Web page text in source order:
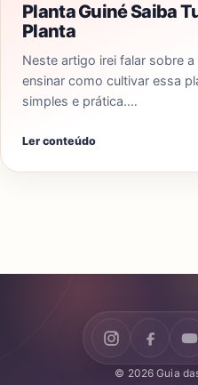
Planta Guiné Saiba
Planta
Neste artigo irei falar sobre
ensinar como cultivar essa
simples e prática.…
Ler conteúdo
© 2026 Guia